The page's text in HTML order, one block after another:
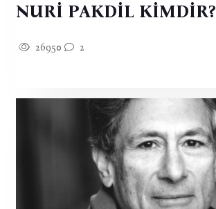
NURİ PAKDİL KİMDİR?
26950 2